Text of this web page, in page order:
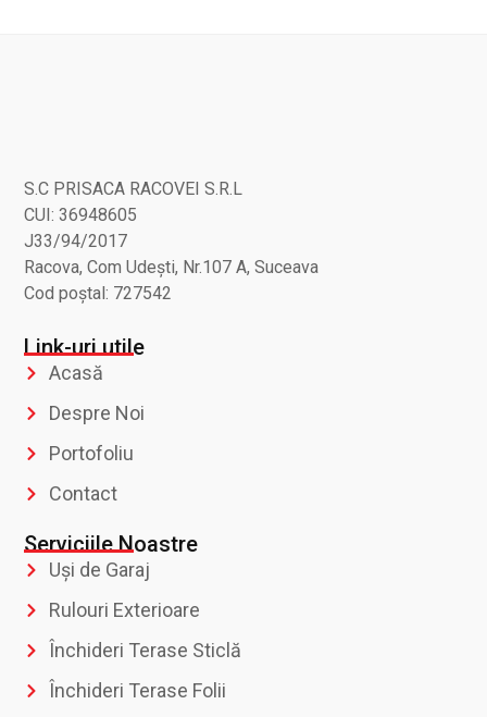
S.C PRISACA RACOVEI S.R.L
CUI: 36948605
J33/94/2017
Racova, Com Udeşti, Nr.107 A, Suceava
Cod poștal: 727542
Link-uri utile
Acasă
Despre Noi
Portofoliu
Contact
Serviciile Noastre
Uși de Garaj
Rulouri Exterioare
Închideri Terase Sticlă
Închideri Terase Folii